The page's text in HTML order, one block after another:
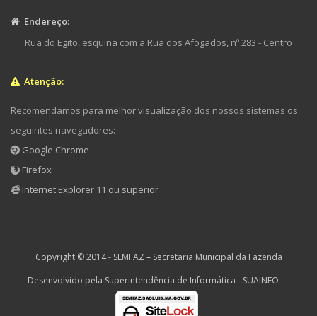
Endereço:
Rua do Egito, esquina com a Rua dos Afogados, nº 283 - Centro
Atenção:
Recomendamos para melhor visualização dos nossos sistemas os
seguintes navegadores:
Google Chrome
Firefox
Internet Explorer 11 ou superior
Copyright © 2014 - SEMFAZ – Secretaria Municipal da Fazenda
Desenvolvido pela Superintendência de Informática - SUAINFO